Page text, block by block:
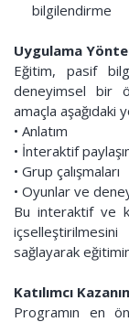
bilgilendirme
Uygulama
Eğitim, pasif
deneyimsel bir
amaçla aşağıdaki
• Anlatım
• İnteraktif
• Grup çalışmaları
• Oyunlar ve
Bu interaktif ve
sağlayarak
Katılımcı
Programın en